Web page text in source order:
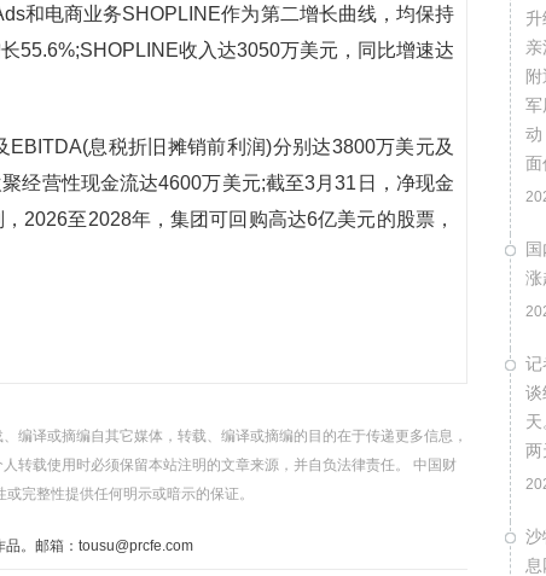
和电商业务SHOPLINE作为第二增长曲线，均保持
55.6%;SHOPLINE收入达3050万美元，同比增速达
息税折旧摊销前利润)分别达3800万美元及
经营性现金流达4600万美元;截至3月31日，净现金
2026至2028年，集团可回购高达6亿美元的股票，
编译或摘编自其它媒体，转载、编译或摘编的目的在于传递更多信息，
转载使用时必须保留本站注明的文章来源，并自负法律责任。 中国财
完整性提供任何明示或暗示的保证。
。邮箱：tousu@prcfe.com
军
动
面
涨
记
谈
两
沙